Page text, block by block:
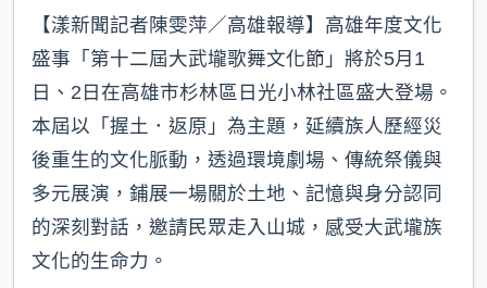
【漾新聞記者陳雯萍／高雄報導】高雄年度文化
盛事「第十二屆大武壠歌舞文化節」將於5月1
日、2日在高雄市杉林區日光小林社區盛大登場。
本屆以「握土．返原」為主題，延續族人歷經災
後重生的文化脈動，透過環境劇場、傳統祭儀與
多元展演，鋪展一場關於土地、記憶與身分認同
的深刻對話，邀請民眾走入山城，感受大武壠族
文化的生命力。